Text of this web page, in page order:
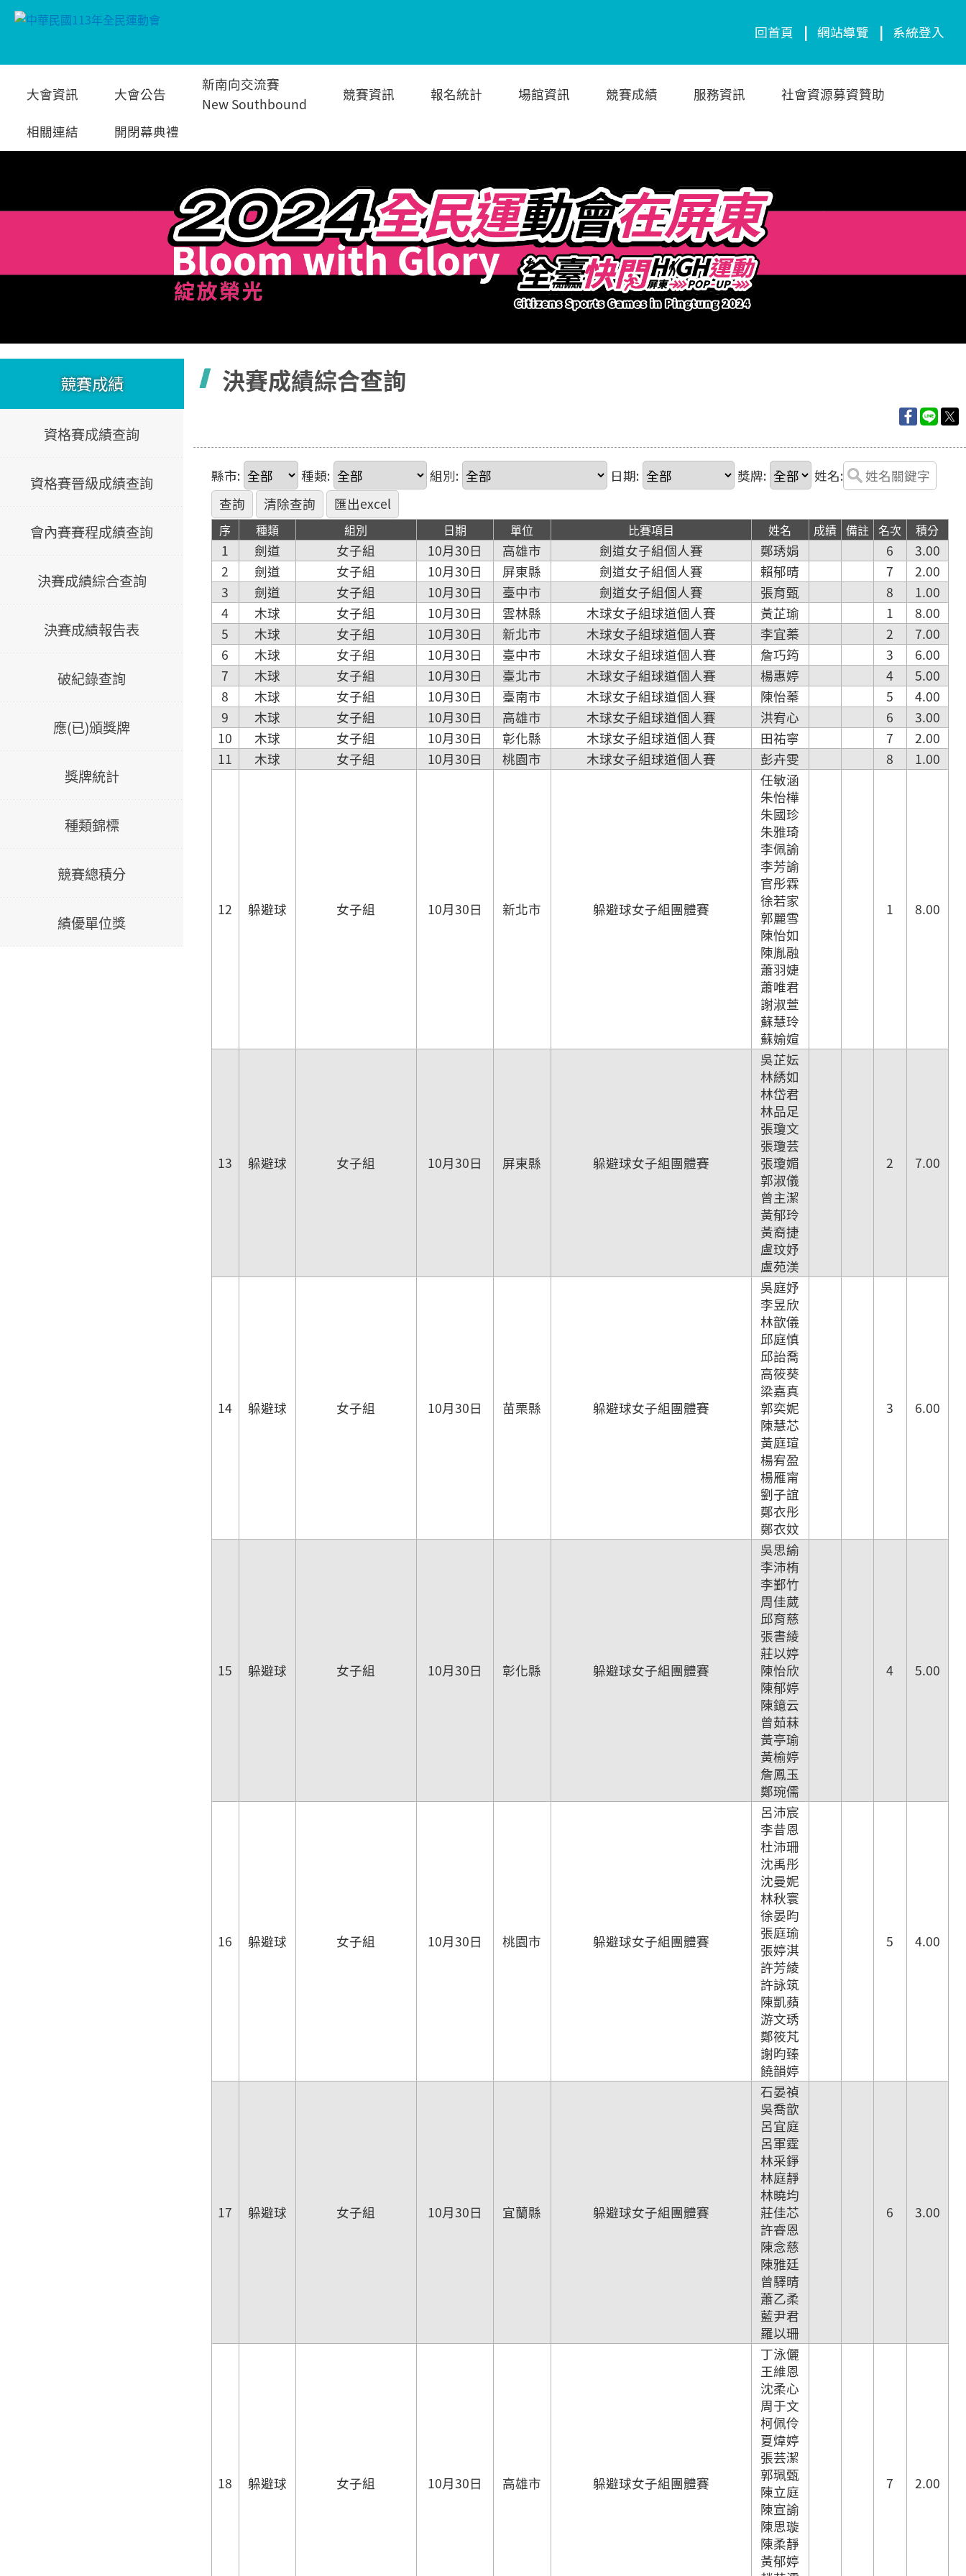
容
回首頁 | 網站導覽 | 系統登入
大會資訊 大會公告
新南向交流賽
New Southbound
競賽資訊 報名統計 場館資訊 競賽成績 服務資訊 社會資源募資贊助
相關連結 開閉幕典禮
競賽成績
資格賽成績查詢
資格賽晉級成績查詢
會內賽賽程成績查詢
決賽成績綜合查詢
決賽成績報告表
破紀錄查詢
應(已)頒獎牌
獎牌統計
種類錦標
競賽總積分
績優單位獎
決賽成績綜合查詢
縣市: 種類: 組別: 日期: 獎牌: 姓名:
序 種類 組別 日期 單位 比賽項目 姓名 成績 備註 名次 積分
1 劍道 女子組 10月30日 高雄市 劍道女子組個人賽 鄭琇娟 6
3.00
2
劍道 女子組 10月30日 屏東縣 劍道女子組個人賽 賴郁晴 7
2.00
3
劍道 女子組 10月30日 臺中市 劍道女子組個人賽 張育甄 8
1.00
4
木球 女子組 10月30日 雲林縣 木球女子組球道個人賽 黃芷瑜 1
8.00
5
木球 女子組 10月30日 新北市 木球女子組球道個人賽 李宜蓁 2
7.00
6
木球 女子組 10月30日 臺中市 木球女子組球道個人賽 詹巧筠 3
6.00
7
木球 女子組 10月30日 臺北市 木球女子組球道個人賽 楊惠婷 4
5.00
8
木球 女子組 10月30日 臺南市 木球女子組球道個人賽 陳怡蓁 5
4.00
9
木球 女子組 10月30日 高雄市 木球女子組球道個人賽 洪宥心 6
3.00
10
木球 女子組 10月30日 彰化縣 木球女子組球道個人賽 田祐寧 7
2.00
11
木球 女子組 10月30日 桃園市 木球女子組球道個人賽 彭卉雯 8 1.00
12 躲避球 女子組 10月30日 新北市 躲避球女子組團體賽
任敏涵
朱怡樺
朱國珍
朱雅琦
李佩諭
李芳諭
官彤霖
徐若家
郭麗雪
陳怡如
陳胤融
蕭羽婕
蕭唯君
謝淑萱
蘇慧玲
蘇媮媗
1 8.00
13 躲避球 女子組 10月30日 屏東縣 躲避球女子組團體賽
吳芷妘
林綉如
林岱君
林品足
張瓊文
張瓊芸
張瓊媚
郭淑儀
曾主潔
黃郁玲
黃裔捷
盧玟妤
盧苑渼
2 7.00
14 躲避球 女子組 10月30日 苗栗縣 躲避球女子組團體賽
吳庭妤
李昱欣
林歆儀
邱庭慎
邱詒喬
高筱葵
梁嘉真
郭奕妮
陳慧芯
黃庭瑄
楊宥盈
楊雁甯
劉子誼
鄭衣彤
鄭衣妏
3 6.00
15 躲避球 女子組 10月30日 彰化縣 躲避球女子組團體賽
吳思緰
李沛栯
李鄞竹
周佳葳
邱育慈
張書綾
莊以婷
陳怡欣
陳郁婷
陳鐿云
曾茹菻
黃亭瑜
黃榆婷
詹鳳玉
鄭琬儒
4 5.00
16 躲避球 女子組 10月30日 桃園市 躲避球女子組團體賽
呂沛宸
李昔恩
杜沛珊
沈禹彤
沈曼妮
林秋寰
徐晏昀
張庭瑜
張婷淇
許芳綾
許詠筑
陳凱蘋
游文琇
鄭筱芃
謝昀臻
饒韻婷
5 4.00
17 躲避球 女子組 10月30日 宜蘭縣 躲避球女子組團體賽
石晏禎
吳喬歆
呂宜庭
呂軍霆
林采錚
林庭靜
林曉均
莊佳芯
許睿恩
陳念慈
陳雅廷
曾驛晴
蕭乙柔
藍尹君
羅以珊
6 3.00
18 躲避球 女子組 10月30日 高雄市 躲避球女子組團體賽
丁泳儷
王維恩
沈柔心
周于文
柯佩伶
夏煒婷
張芸潔
郭珮甄
陳立庭
陳宣諭
陳思璇
陳柔靜
黃郁婷
7 2.00